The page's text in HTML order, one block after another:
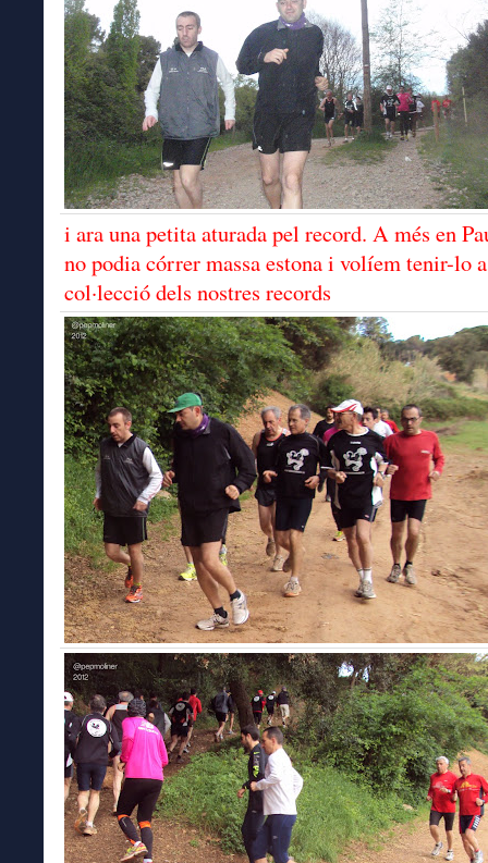
i ara una petita aturada pel record. A més en
no podia córrer massa estona i volíem tenir-lo
col·lecció dels nostres records